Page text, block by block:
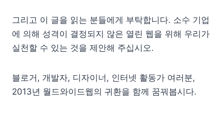
그리고 이 글을 읽는 분들에게 부탁합니다. 소수 기업
에 의해 성격이 결정되지 않은 열린 웹을 위해 우리가
실천할 수 있는 것을 제안해 주십시오.
블로거, 개발자, 디자이너, 인터넷 활동가 여러분,
2013년 월드와이드웹의 귀환을 함께 꿈꿔봅시다.